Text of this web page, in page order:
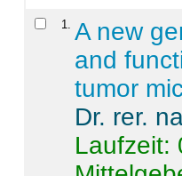
1
A new
and
tumor
Dr. rer.
Laufzeit: